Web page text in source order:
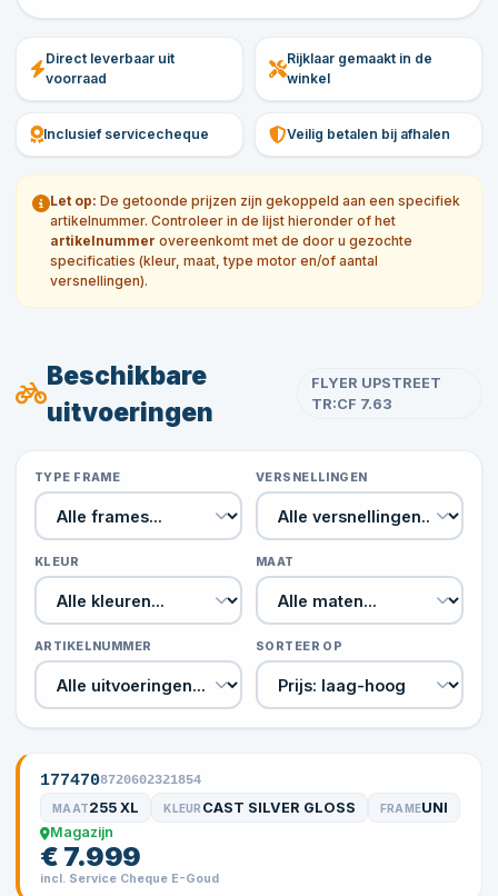
Direct leverbaar uit
voorraad
Rijklaar gemaakt in de
winkel
Inclusief servicecheque Veilig betalen bij afhalen
Let op: De getoonde prijzen zijn gekoppeld aan een specifiek
artikelnummer. Controleer in de lijst hieronder of het
artikelnummer overeenkomt met de door u gezochte
specificaties (kleur, maat, type motor en/of aantal
versnellingen).
Beschikbare
uitvoeringen
FLYER UPSTREET
TR:CF 7.63
TYPE FRAME VERSNELLINGEN
KLEUR MAAT
ARTIKELNUMMER SORTEER OP
1774708720602321854
MAAT255 XL KLEUR CAST SILVER GLOSS FRAMEUNI
Magazijn
€ 7.999
incl. Service Cheque E-Goud